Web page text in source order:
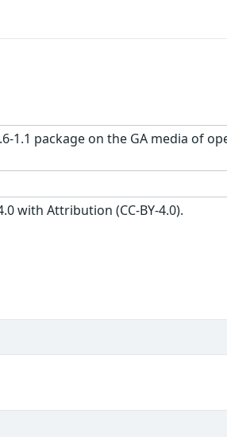
1.1 package on the GA media of
with Attribution (CC-BY-4.0).